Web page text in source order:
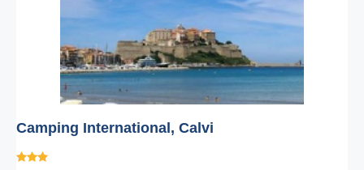
Camping International, Calvi